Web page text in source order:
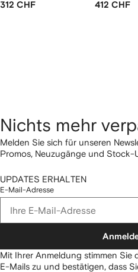
312 CHF 412 CHF
Nichts mehr
Melden Sie sich für unseren
Promos, Neuzugänge und Stock-
UPDATES ERHALTEN
E-Mail-Adresse
Mit Ihrer Anmeldung stimmen Sie
E-Mails zu und bestätigen, dass